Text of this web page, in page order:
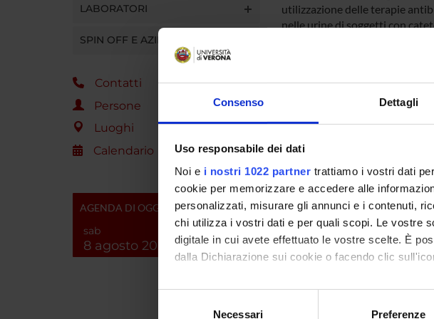
Consenso Dettagli
Uso responsabile dei dati
Noi e i nostri 1022 partner trattiamo i vostri dati
cookie per memorizzare e accedere alle
personalizzati, misurare gli annunci e i contenuti,
chi utilizza i vostri dati e per quali scopi. Le vostre
digitale in cui avete effettuato le vostre scelte. È
dalla Dichiarazione sui cookie o facendo clic
Con il tuo consenso, vorremmo anche:
raccogliere informazioni sulla tua posizione
Necessari Preferenze
LABORATORI
SPIN OFF E AZIENDE
Contatti
Persone
Luoghi
Calendario
AGENDA DI OGGI
sab
8 agosto 2026
utilizzazione delle terapie
nelle urine di soggetti con
Lo scopo di questo studio è la
Bussolengo sulla circolazione
residenti in RSA e Case di
indipendentemente dalla
ENTI FINANZIATORI: